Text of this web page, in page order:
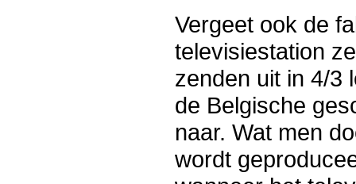
Vergeet ook de
televisiestation
zenden uit in 4/3
de Belgische
naar. Wat men
wordt